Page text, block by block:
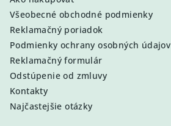
Všeobecné obchodné podmienky
Reklamačný poriadok
Podmienky ochrany osobných údajov
Reklamačný formulár
Odstúpenie od zmluvy
Kontakty
Najčastejšie otázky